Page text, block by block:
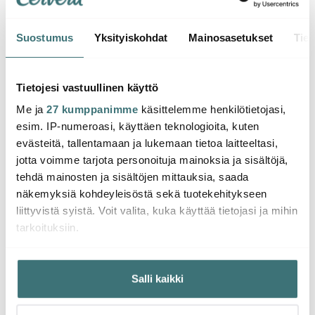
Suostumus Yksityiskohdat Mainosasetukset
Tietojesi vastuullinen käyttö
Me ja 27 kumppanimme käsittelemme henkilötietojasi,
esim. IP-numeroasi, käyttäen teknologioita, kuten
evästeitä, tallentamaan ja lukemaan tietoa laitteeltasi,
jotta voimme tarjota personoituja mainoksia ja sisältöjä,
tehdä mainosten ja sisältöjen mittauksia, saada
näkemyksiä kohdeyleisöstä sekä tuotekehitykseen
liittyvistä syistä. Voit valita, kuka käyttää tietojasi ja mihin
tarkoituksiin.
Jos sallit, haluamme myös tehdä seuraavia:
Kerätä tietoja maantieteellisestä sijainnistasi,
mahdollisesti muutaman metrin tarkkuudella
Salli kaikki
Iittala
Valkoinen
347.94 € 503.00 €
Saatavilla
Valkoinen
206.47 € 359.01 €
Muutama jäljellä
Saatat pitää myös näistä